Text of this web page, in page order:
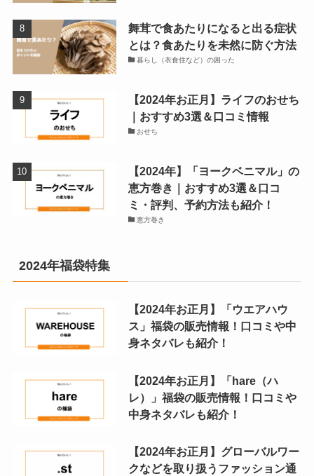
舞茸で食あたりになると出る症状
とは？食あたりを未然に防ぐ方法
暮らし（衣食住など）の困った
【2024年お正月】ライフのおせち
｜おすすめ3選＆口コミ情報
おせち
【2024年】「ヨークベニマル」の
恵方巻き｜おすすめ3選＆口コ
ミ・評判、予約方法も紹介！
恵方巻き
2024年福袋特集
【2024年お正月】「ウエアハウ
ス」福袋の販売情報！口コミや中
身ネタバレも紹介！
【2024年お正月】「hare（ハ
レ）」福袋の販売情報！口コミや
中身ネタバレも紹介！
【2024年お正月】グローバルワー
クなどを取り扱うファッション通